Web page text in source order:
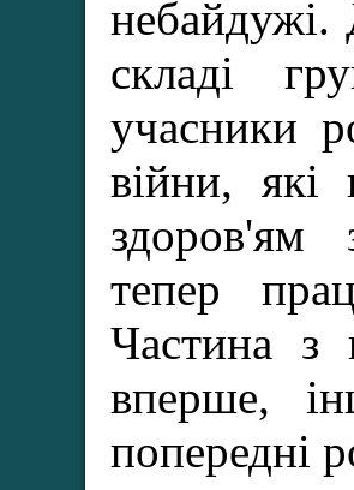
складі
учасники
війни, які
здоров'ям
тепер
Частина з
вперше,
попередні